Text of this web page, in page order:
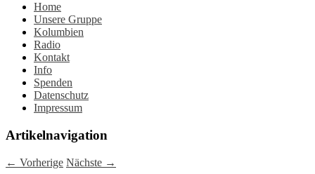
Home
Unsere Gruppe
Kolumbien
Radio
Kontakt
Info
Spenden
Datenschutz
Impressum
Artikelnavigation
← Vorherige Nächste →